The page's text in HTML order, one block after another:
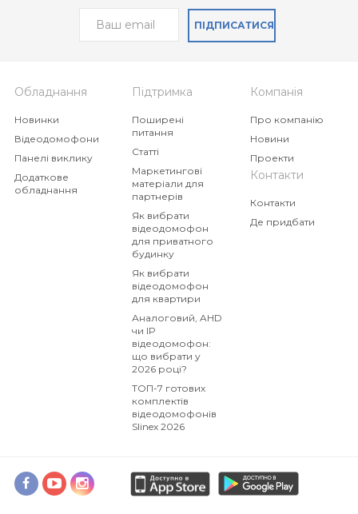
ПІДПИСАТИСЯ
Обладнання
Новинки
Відеодомофони
Панелі виклику
Додаткове
обладнання
Підтримка
Поширені
питання
Статті
Маркетингові
матеріали для
партнерів
Як вибрати
відеодомофон
для приватного
будинку
Як вибрати
відеодомофон
для квартири
Аналоговий, AHD
чи IP
відеодомофон:
що вибрати у
2026 році?
ТОП-7 готових
комплектів
відеодомофонів
Slinex 2026
Компанія
Про компанію
Новини
Проекти
Контакти
Контакти
Де придбати